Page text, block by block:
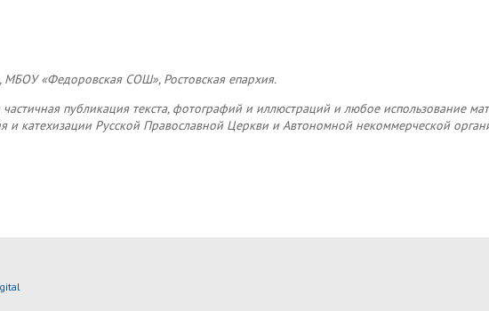
МБОУ «Федоровская СОШ», Ростовская епархия.
публикация текста, фотографий и иллюстраций и любое использование
и катехизации Русской Православной Церкви и Автономной некоммерческой